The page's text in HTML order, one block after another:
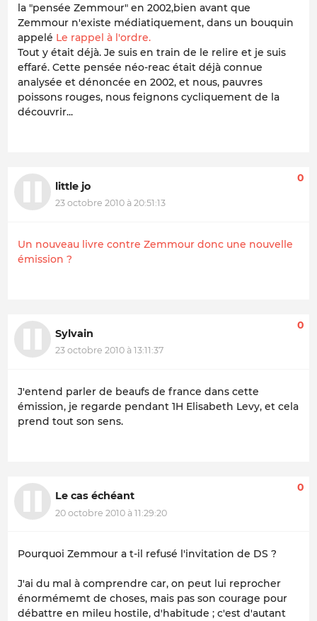
la "pensée Zemmour" en 2002,bien avant que
Zemmour n'existe médiatiquement, dans un bouquin
appelé Le rappel à l'ordre.
Tout y était déjà. Je suis en train de le relire et je suis
effaré. Cette pensée néo-reac était déjà connue
analysée et dénoncée en 2002, et nous, pauvres
poissons rouges, nous feignons cycliquement de la
découvrir...
little jo
23 octobre 2010 à 20:51:13
0
Un nouveau livre contre Zemmour donc une nouvelle
émission ?
Sylvain
23 octobre 2010 à 13:11:37
0
J'entend parler de beaufs de france dans cette
émission, je regarde pendant 1H Elisabeth Levy, et cela
prend tout son sens.
Le cas échéant
20 octobre 2010 à 11:29:20
0
Pourquoi Zemmour a t-il refusé l'invitation de DS ?
J'ai du mal à comprendre car, on peut lui reprocher
énormémemt de choses, mais pas son courage pour
débattre en mileu hostile, d'habitude ; c'est d'autant